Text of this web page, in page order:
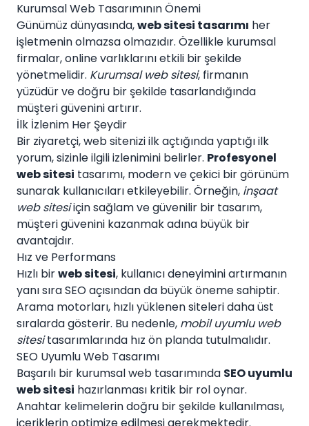
Kurumsal Web Tasarımının Önemi
Günümüz dünyasında,web sitesi tasarımı her
işletmenin olmazsa olmazıdır. Özellikle kurumsal
firmalar, online varlıklarını etkili bir şekilde
yönetmelidir. Kurumsal web sitesi, firmanın
yüzüdür ve doğru bir şekilde tasarlandığında
müşteri güvenini artırır.
İlk İzlenim Her Şeydir
Bir ziyaretçi, web sitenizi ilk açtığında yaptığı ilk
yorum, sizinle ilgili izlenimini belirler. Profesyonel
web sitesi tasarımı, modern ve çekici bir görünüm
sunarak kullanıcıları etkileyebilir. Örneğin, inşaat
web sitesiiçin sağlam ve güvenilir bir tasarım,
müşteri güvenini kazanmak adına büyük bir
avantajdır.
Hız ve Performans
Hızlı birweb sitesi, kullanıcı deneyimini artırmanın
yanı sıra SEO açısından da büyük öneme sahiptir.
Arama motorları, hızlı yüklenen siteleri daha üst
sıralarda gösterir. Bu nedenle, mobil uyumlu web
sitesitasarımlarında hız ön planda tutulmalıdır.
SEO Uyumlu Web Tasarımı
Başarılı bir kurumsal web tasarımında SEO uyumlu
web sitesi hazırlanması kritik bir rol oynar.
Anahtar kelimelerin doğru bir şekilde kullanılması,